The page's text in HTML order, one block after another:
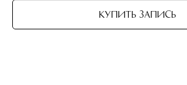
Купить запись